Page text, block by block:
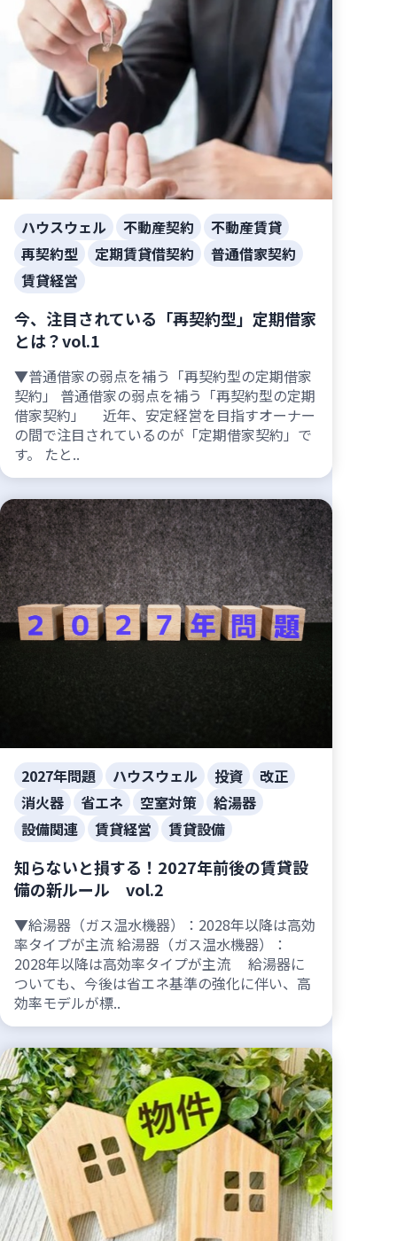
ハウスウェル 不動産契約
不動産賃貸
再契約型
定期賃貸借契約
普通借家契約
賃貸経営
今、注目されている「再契約型」定期借家
とは？vol.1
▼普通借家の弱点を補う「再契約型の定期借家
契約」 普通借家の弱点を補う「再契約型の定期
借家契約」 近年、安定経営を目指すオーナー
の間で注目されているのが「定期借家契約」で
す。 たと..
2027年問題 ハウスウェル 投資
改正
消火器
省エネ 空室対策
給湯器
設備関連
賃貸経営 賃貸設備
知らないと損する！2027年前後の賃貸設
備の新ルール vol.2
▼給湯器（ガス温水機器）：2028年以降は高効
率タイプが主流 給湯器（ガス温水機器）：
2028年以降は高効率タイプが主流 給湯器に
ついても、今後は省エネ基準の強化に伴い、高
効率モデルが標..